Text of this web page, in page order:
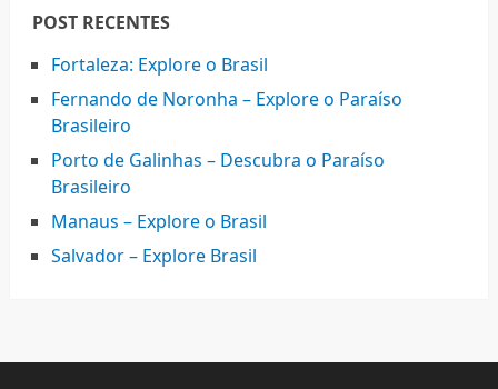
POST RECENTES
Fortaleza: Explore o Brasil
Fernando de Noronha – Explore o Paraíso
Brasileiro
Porto de Galinhas – Descubra o Paraíso
Brasileiro
Manaus – Explore o Brasil
Salvador – Explore Brasil